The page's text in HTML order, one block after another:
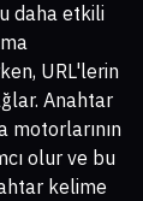
daha etkili
URL'lerin
Anahtar
motorlarının
olur ve bu
kelime